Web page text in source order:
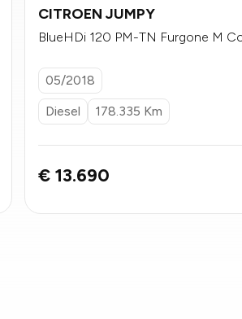
CITROEN JUMPY
BlueHDi 120 PM-TN Furgone M
05/2018
Diesel
178.335 Km
€ 13.690